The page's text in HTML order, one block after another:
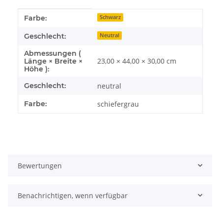
Produkteigenschaft
Wert
Farbe: Schwarz
Geschlecht: Neutral
Abmessungen (
Länge × Breite ×
Höhe ):
23,00 × 44,00 × 30,00 cm
Geschlecht: neutral
Farbe: schiefergrau
Bewertungen
Benachrichtigen, wenn verfügbar